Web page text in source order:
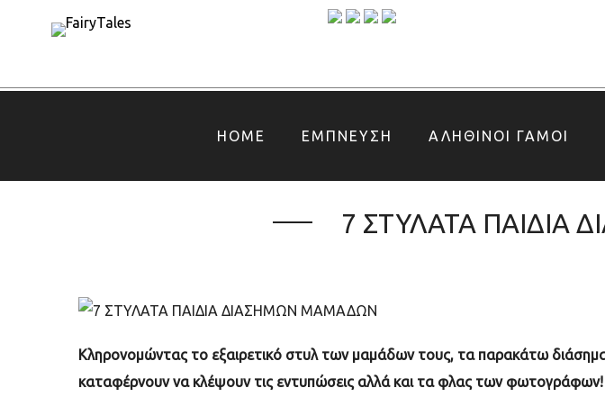
HOME ΕΜΠΝΕΥΣΗ ΑΛΗΘΙΝΟΙ ΓΑΜΟΙ
7 ΣΤΥΛΑΤΑ
Κληρονομώντας το εξαιρετικό στυλ των μαμάδων τους, τα παρακάτω
καταφέρνουν να κλέψουν τις εντυπώσεις αλλά και τα φλας των φωτογράφων!